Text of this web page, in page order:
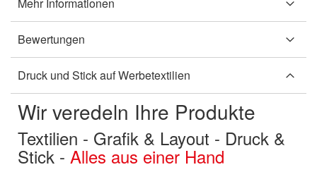
Mehr Informationen
Bewertungen
Druck und Stick auf Werbetextilien
Wir veredeln Ihre Produkte
Textilien - Grafik & Layout - Druck &
Stick - Alles aus einer Hand